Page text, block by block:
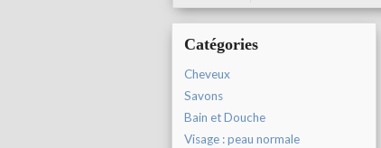
Catégories
Cheveux
Savons
Bain et Douche
Visage : peau normale